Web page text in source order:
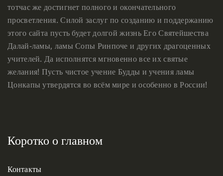
тотчас же достигнет полного и окончательного
просветления. Силой заслуг по созданию и поддержанию
этого сайта пусть будет долгой жизнь Его Святейшества
Далай-ламы, ламы Сопы Ринпоче и других драгоценных
учителей. Да исполнятся мгновенно все их святые
желания! Пусть чистое учение Будды и учения ламы
Цонкапы утвердятся во всём мире и особенно в России!
Коротко о главном
Контакты